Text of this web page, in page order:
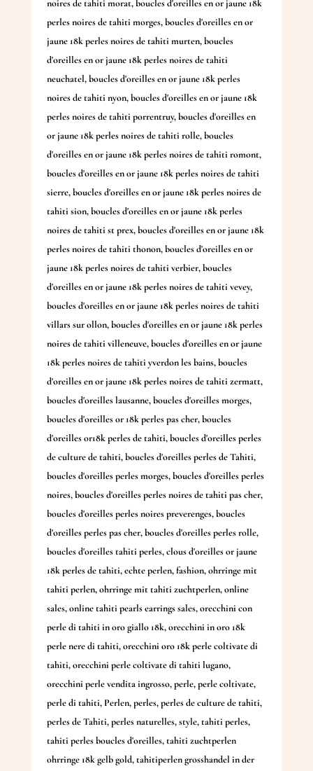
noires de tahiti morat,boucles d'oreilles en or jaune 18k
perles noires de tahiti morges,boucles d'oreilles en or
jaune 18k perles noires de tahiti murten,boucles
d'oreilles en or jaune 18k perles noires de tahiti
neuchatel,boucles d'oreilles en or jaune 18k perles
noires de tahiti nyon,boucles d'oreilles en or jaune 18k
perles noires de tahiti porrentruy,boucles d'oreilles en
or jaune 18k perles noires de tahiti rolle,boucles
d'oreilles en or jaune 18k perles noires de tahiti romont,
boucles d'oreilles en or jaune 18k perles noires de tahiti
sierre,boucles d'oreilles en or jaune 18k perles noires de
tahiti sion,boucles d'oreilles en or jaune 18k perles
noires de tahiti st prex,boucles d'oreilles en or jaune 18k
perles noires de tahiti thonon,boucles d'oreilles en or
jaune 18k perles noires de tahiti verbier,boucles
d'oreilles en or jaune 18k perles noires de tahiti vevey,
boucles d'oreilles en or jaune 18k perles noires de tahiti
villars sur ollon,boucles d'oreilles en or jaune 18k perles
noires de tahiti villeneuve,boucles d'oreilles en or jaune
18k perles noires de tahiti yverdon les bains,boucles
d'oreilles en or jaune 18k perles noires de tahiti zermatt,
boucles d'oreilles lausanne,boucles d'oreilles morges,
boucles d'oreilles or 18k perles pas cher,boucles
d'oreilles or18k perles de tahiti,boucles d'oreilles perles
de culture de tahiti,boucles d'oreilles perles de Tahiti,
boucles d'oreilles perles morges,boucles d'oreilles perles
noires,boucles d'oreilles perles noires de tahiti pas cher,
boucles d'oreilles perles noires preverenges,boucles
d'oreilles perles pas cher,boucles d'oreilles perles rolle,
boucles d'oreilles tahiti perles,clous d'oreilles or jaune
18k perles de tahiti,echte perlen,fashion,ohrringe mit
tahiti perlen,ohrringe mit tahiti zuchtperlen,online
sales,online tahiti pearls earrings sales,orecchini con
perle di tahiti in oro giallo 18k,orecchini in oro 18k
perle nere di tahiti,orecchini oro 18k perle coltivate di
tahiti,orecchini perle coltivate di tahiti lugano,
orecchini perle vendita ingrosso,perle,perle coltivate,
perle di tahiti,Perlen,perles,perles de culture de tahiti,
perles de Tahiti,perles naturelles,style,tahiti perles,
tahiti perles boucles d'oreilles,tahiti zuchtperlen
ohrringe 18k gelb gold,tahitiperlen grosshandel in der